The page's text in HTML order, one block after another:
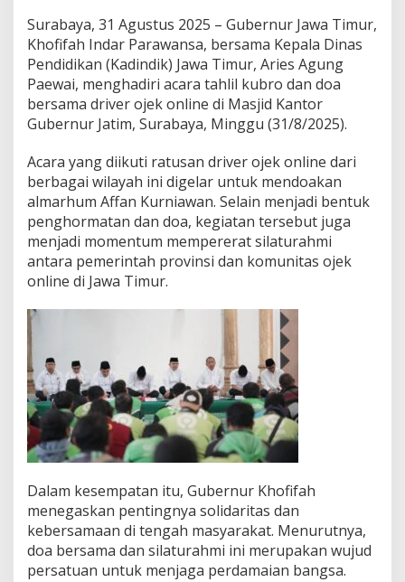
n
u
r
K
h
o
f
f
a
h
G
e
l
a
r
T
a
l
K
u
b
r
o
a
n
D
o
a
B
Surabaya, 31 Agustus 2025 – Gubernur Jawa Timur,
Khofifah Indar Parawansa, bersama Kepala Dinas
Pendidikan (Kadindik) Jawa Timur, Aries Agung
Paewai, menghadiri acara tahlil kubro dan doa
bersama driver ojek online di Masjid Kantor
Gubernur Jatim, Surabaya, Minggu (31/8/2025).
Acara yang diikuti ratusan driver ojek online dari
berbagai wilayah ini digelar untuk mendoakan
almarhum Affan Kurniawan. Selain menjadi bentuk
penghormatan dan doa, kegiatan tersebut juga
menjadi momentum mempererat silaturahmi
antara pemerintah provinsi dan komunitas ojek
online di Jawa Timur.
Dalam kesempatan itu, Gubernur Khofifah
menegaskan pentingnya solidaritas dan
kebersamaan di tengah masyarakat. Menurutnya,
doa bersama dan silaturahmi ini merupakan wujud
persatuan untuk menjaga perdamaian bangsa.